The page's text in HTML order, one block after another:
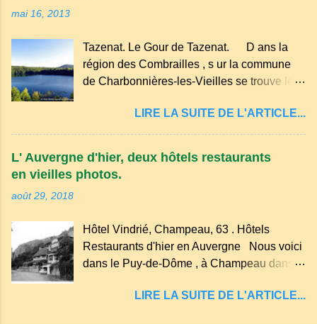
dans les nuages et brille au moindre rayon
de soleil, attirant le regard. Bien entouré de
verdure, d'un étang, d'une bambouseraie
des souvenirs tout cela dans un grand parc
arboré.
mai 16, 2013
Tazenat. Le Gour de Tazenat. D ans la
région des Combrailles , s ur la commune
de Charbonnières-les-Vieilles se trouve le
d'explosion) rempli d’eau, appelé : le Lac de
Tazenat ou Tazanat, il est le premier et le
plus au nord de la Chaîne des Puys qui en
compte près de soixante. En Auvergne
"sans fond" et en forme d'entonnoir
entraînant vers les entrailles de la terre, les
malheureux qui s'approchaient trop de
LIRE LA SUITE DE L'ARTICLE...
L' Auvergne d'hier, deux hôtels restaurants
en vieilles photos.
août 29, 2018
Hôtel Vindrié, Champeau, 63 . Hôtels
Restaurants d'hier en Auvergne Nous voici
dans le Puy-de-Dôme , à Champeau dans
Servant . L'Hôtel-Restaurant Vindrié était
LIRE LA SUITE DE L'ARTICLE...